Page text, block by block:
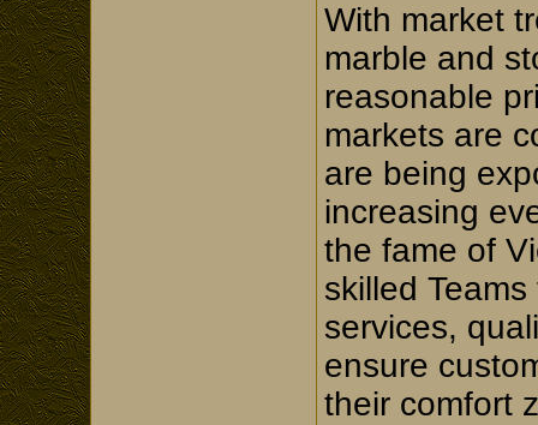
With market
marble and
reasonable
markets are
are being
increasing
the fame of
skilled
services,
ensure
their comfort